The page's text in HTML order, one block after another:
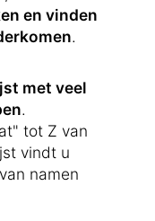
en vinden
.
met veel
.
tot Z van
vindt u
namen